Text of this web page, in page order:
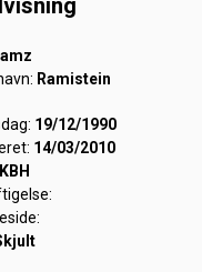
Ramistein
19/12/1990
14/03/2010
KBH